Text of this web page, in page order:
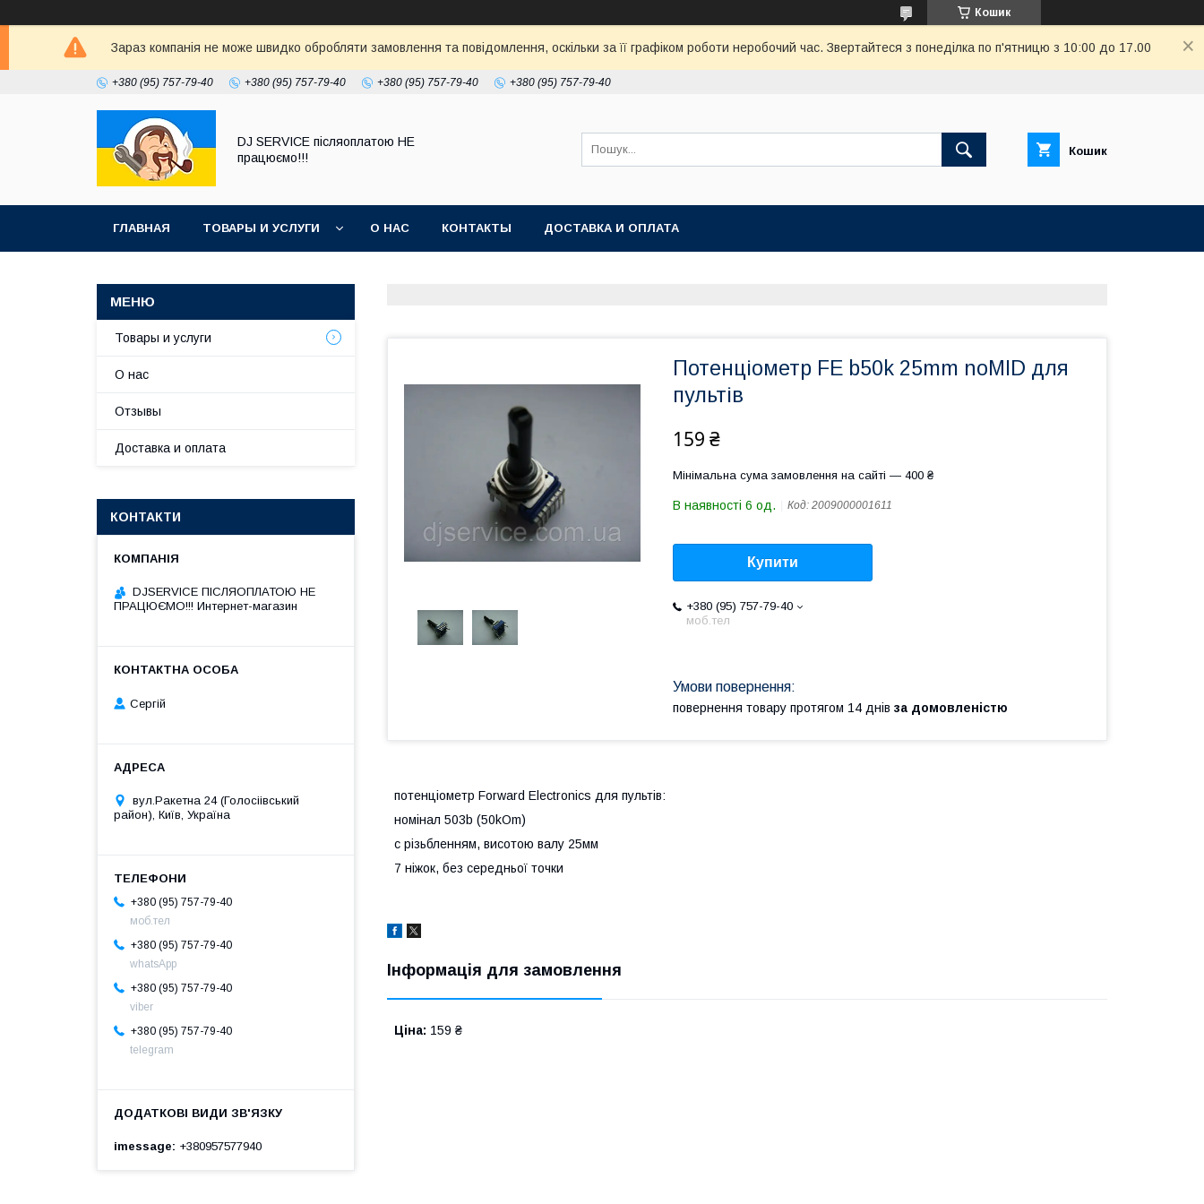
Кошик
Зараз компанія не може швидко обробляти замовлення та повідомлення, оскільки за її графіком роботи неробочий час. Звертайтеся з понеділка по п'ятницю з 10:00 до 17.00
+380 (95) 757-79-40 +380 (95) 757-79-40 +380 (95) 757-79-40 +380 (95) 757-79-40
DJ SERVICE пiсляоплатою НЕ
працюємо!!!
Кошик
ГЛАВНАЯ ТОВАРЫ И УСЛУГИ О НАС КОНТАКТЫ ДОСТАВКА И ОПЛАТА
Потенціометр FE b50k 25mm noMID для
пультів
159 ₴
Мінімальна сума замовлення на сайті — 400 ₴
В наявності 6 од. Код: 2009000001611
Купити
+380 (95) 757-79-40
моб.тел
повернення товару протягом 14 днів за домовленістю
потенціометр Forward Electronics для пультів:
номінал 503b (50kOm)
c різьбленням, висотою валу 25мм
7 ніжок, без середньої точки
Інформація для замовлення
Ціна: 159 ₴
Товары и услуги
О нас
Отзывы
Доставка и оплата
КОНТАКТИ
DJSERVICE ПІСЛЯОПЛАТОЮ НЕ
ПРАЦЮЄМО!!! Интернет-магазин
Сергій
вул.Ракетна 24 (Голосіівський
район), Київ, Україна
+380 (95) 757-79-40
моб.тел
+380 (95) 757-79-40
whatsApp
+380 (95) 757-79-40
viber
+380 (95) 757-79-40
telegram
imessage +380957577940